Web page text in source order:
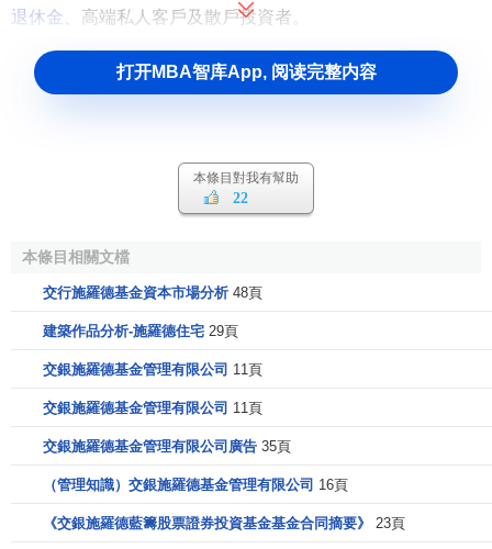
退休金 、高端私人客戶及散戶投資者。
施羅德集團的中國業務始於1994年。
Schroders' history began in 1804 when Johann
Heinrich Schr?der became a partner in his brother's London
established in London.
施羅德集團的歷史可追溯至1804年，Johann Heinrich
Schr?der於當年成為了總部設在倫敦的其兄弟的公司的一個
Key developments in the development of the business
Corporation ('Schrobanko') as a commercial bank in New
York in 1923, the public offering of the shares in J. Henry
and the acquisition of Helbert, Wagg & Co, a leading issuing
打开MBA智库App, 阅读完整内容
本條目對我有幫助
22
本條目相關文檔
交行施羅德基金資本市場分析 48頁
建築作品分析-施羅德住宅 29頁
交銀施羅德基金管理有限公司 11頁
交銀施羅德基金管理有限公司 11頁
交銀施羅德基金管理有限公司廣告 35頁
（管理知識）交銀施羅德基金管理有限公司 16頁
《交銀施羅德藍籌股票證券投資基金基金合同摘要》 23頁